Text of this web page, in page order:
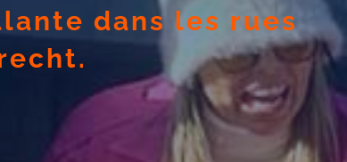
dans les rues